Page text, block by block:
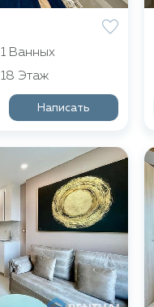
1 Ванных
18 Этаж
Написать